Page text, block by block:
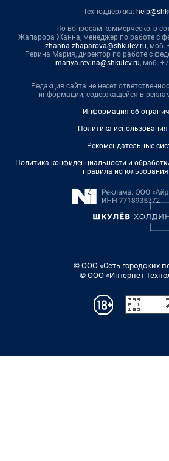
Техподдержка:
По вопросам коммерческого
Жапарова Жанна, менеджер по работе с
zhanna.zhaparova@shkulev.ru, моб.
Ревина Мария, директор по работе с
mariya.revina@shkulev.ru, моб.
Редакция сайта не несет
информации, содержащейся в
Информация об
Политика
Рекомендательные
Политика конфиденциальности и
правила использования
© ООО «Сеть городских
© ООО «Интернет